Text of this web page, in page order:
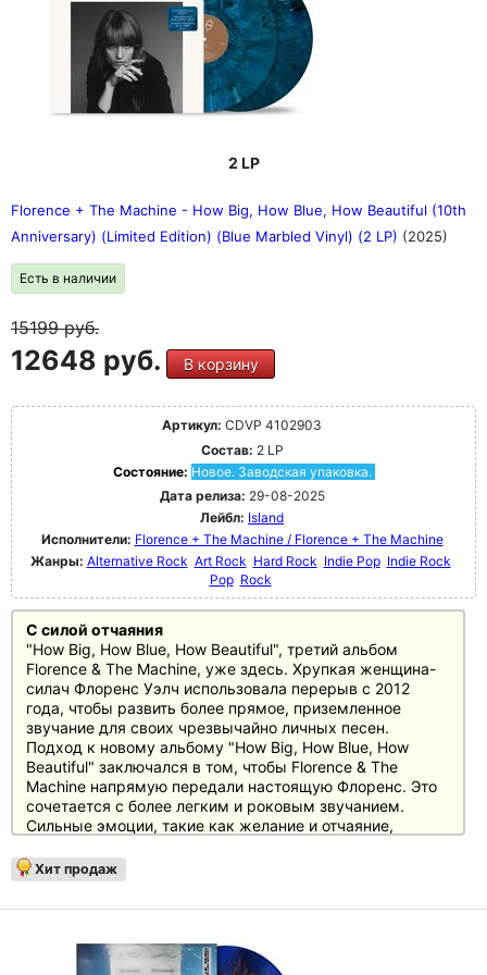
2 LP
Florence + The Machine - How Big, How Blue, How Beautiful (10th
Anniversary) (Limited Edition) (Blue Marbled Vinyl) (2 LP) (2025)
Есть в наличии
15199руб.
12648 руб. В корзину
Артикул: CDVP 4102903
Состав: 2 LP
Состояние: Новое. Заводская упаковка.
Дата релиза: 29-08-2025
Лейбл: Island
Исполнители: Florence + The Machine / Florence + The Machine
Жанры: Alternative Rock Art Rock Hard Rock Indie Pop Indie Rock
Pop Rock
С силой отчаяния
"How Big, How Blue, How Beautiful", третий альбом
Florence & The Machine, уже здесь. Хрупкая женщина-
силач Флоренс Уэлч использовала перерыв с 2012
года, чтобы развить более прямое, приземленное
звучание для своих чрезвычайно личных песен.
Подход к новому альбому "How Big, How Blue, How
Beautiful" заключался в том, чтобы Florence & The
Machine напрямую передали настоящую Флоренс. Это
сочетается с более легким и роковым звучанием.
Сильные эмоции, такие как желание и отчаяние,
характеризуют песни, только теперь они менее
метафоричны и взяты непосредственно из жизни
электронных и минималистичных песен - в "How Big,
How Blue, How Beautiful" есть все, что нужно Florence &
Хит продаж